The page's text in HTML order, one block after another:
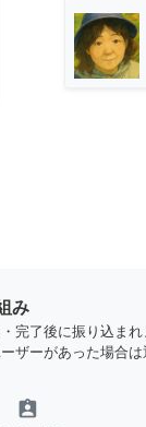
み
完了後に振り込ま
ザーがあった場合は
assignment_ind